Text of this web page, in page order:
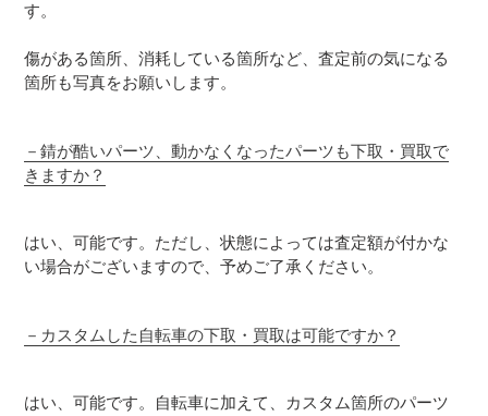
す。
傷がある箇所、消耗している箇所など、査定前の気になる
箇所も写真をお願いします。
－ 錆が酷いパーツ、動かなくなったパーツも下取・買取で
きますか？
はい、可能です。ただし、状態によっては査定額が付かな
い場合がございますので、予めご了承ください。
－ カスタムした自転車の下取・買取は可能ですか？
はい、可能です。自転車に加えて、カスタム箇所のパーツ